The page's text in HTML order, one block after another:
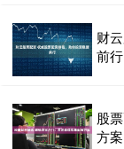
财
前行
股
方案